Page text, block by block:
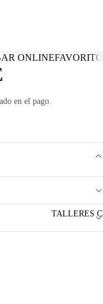
TALLERES
ONLINE
en el pago.